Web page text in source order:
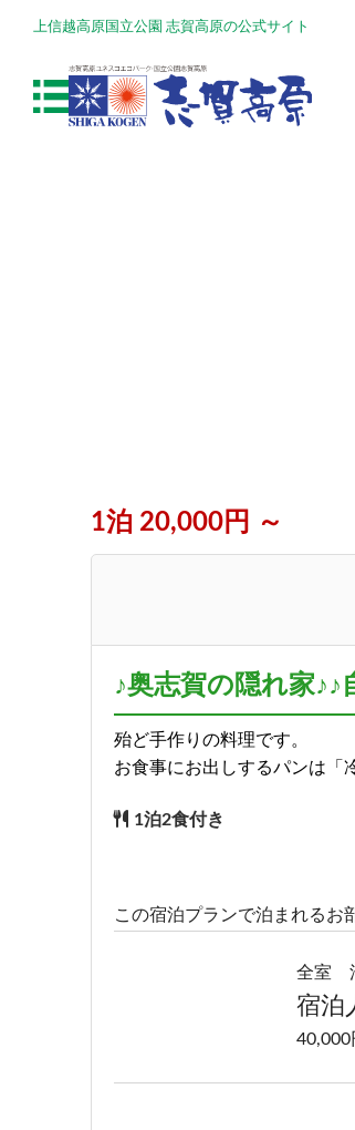
上信越高原国立公園 志賀高原の公式サイト
1泊 20,000円 ～
♪奥志賀の隠れ家
殆ど手作りの料理です。
お食事にお出しするパンは「
1泊2食付き
この宿泊プランで泊まれるお
全室
宿泊
40,000